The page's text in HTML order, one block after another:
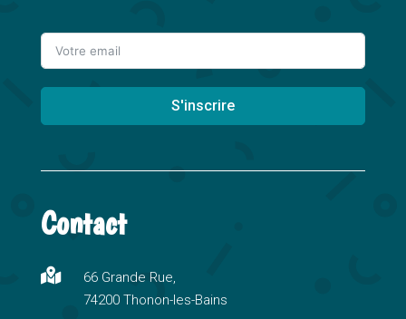
S'inscrire
l
e
n
a
Contact

66 Grande Rue,
74200 Thonon-les-Bains